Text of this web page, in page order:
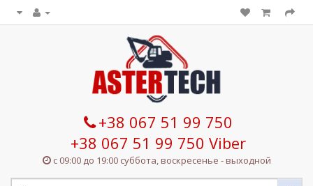
+38 067 51 99 750
+38 067 51 99 750 Viber
с 09:00 до 19:00 суббота, воскресенье - выходной